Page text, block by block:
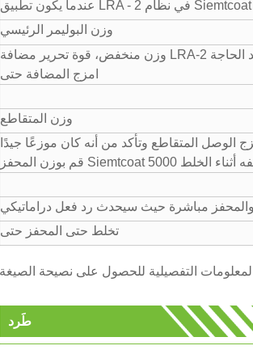
وزن البوليمر الرئيسي
امزج المضافة حتى
وزن المتقاطع
الوصل المتقاطع وتأكد من أنه كان موزعًا جيدًا
والمحفز مباشرة حيث سيحدث رد فعل دراماتيكي
تخلط حتى المحفز حتى
طَرد